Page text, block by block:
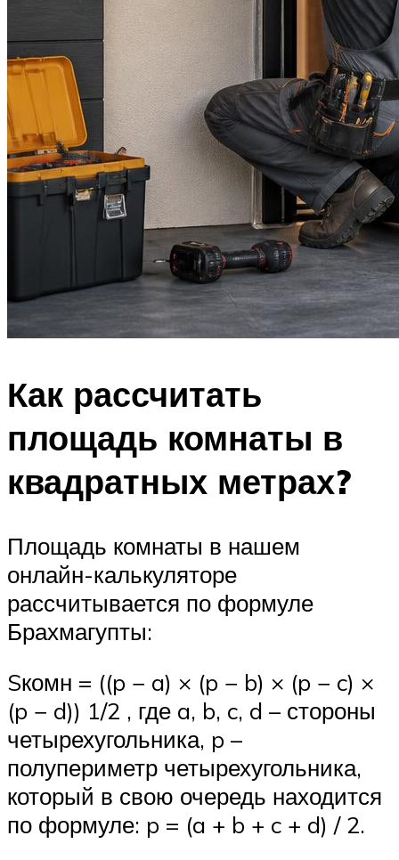
Как рассчитать
площадь комнаты в
квадратных метрах?
Площадь комнаты в нашем
онлайн-калькуляторе
рассчитывается по формуле
Брахмагупты:
Sкомн = ((p − a) × (p − b) × (p − c) ×
(p − d)) 1/2 , где a, b, c, d – стороны
четырехугольника, p –
полупериметр четырехугольника,
который в свою очередь находится
по формуле: p = (a + b + c + d) / 2.